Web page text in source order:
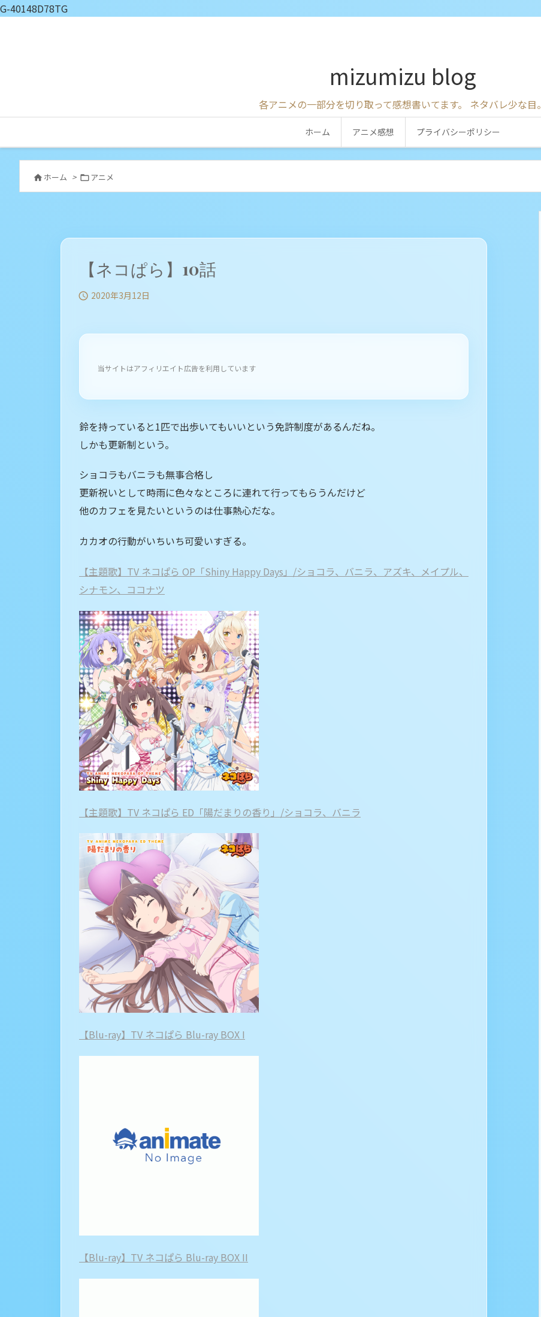
G-40148D78TG
mizumizu blog
各アニメの一部分を切り取って感想書いてます。 ネタバレ少な目。
ホーム アニメ感想 プライバシーポリシー
 ホーム > アニメ
【ネコぱら】10話
 2020年3月12日
当サイトはアフィリエイト広告を利用しています
鈴を持っていると1匹で出歩いてもいいという免許制度があるんだね。
しかも更新制という。
ショコラもバニラも無事合格し
更新祝いとして時雨に色々なところに連れて行ってもらうんだけど
他のカフェを見たいというのは仕事熱心だな。
カカオの行動がいちいち可愛いすぎる。
【主題歌】TV ネコぱら OP「Shiny Happy Days」/ショコラ、バニラ、アズキ、メイプル、
シナモン、ココナツ
【主題歌】TV ネコぱら ED「陽だまりの香り」/ショコラ、バニラ
【Blu-ray】TV ネコぱら Blu-ray BOX I
【Blu-ray】TV ネコぱら Blu-ray BOX II